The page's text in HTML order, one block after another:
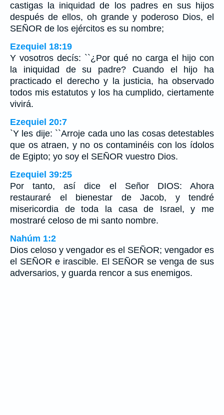
castigas la iniquidad de los padres en sus hijos
después de ellos, oh grande y poderoso Dios, el
SEÑOR de los ejércitos es su nombre;
Ezequiel 18:19
Y vosotros decís: ``¿Por qué no carga el hijo con
la iniquidad de su padre? Cuando el hijo ha
practicado el derecho y la justicia, ha observado
todos mis estatutos y los ha cumplido, ciertamente
vivirá.
Ezequiel 20:7
`Y les dije: ``Arroje cada uno las cosas detestables
que os atraen, y no os contaminéis con los ídolos
de Egipto; yo soy el SEÑOR vuestro Dios.
Ezequiel 39:25
Por tanto, así dice el Señor DIOS: Ahora
restauraré el bienestar de Jacob, y tendré
misericordia de toda la casa de Israel, y me
mostraré celoso de mi santo nombre.
Nahúm 1:2
Dios celoso y vengador es el SEÑOR; vengador es
el SEÑOR e irascible. El SEÑOR se venga de sus
adversarios, y guarda rencor a sus enemigos.